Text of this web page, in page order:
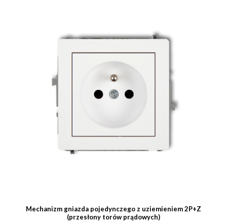
Mechanizm gniazda pojedynczego z uziemieniem 2P+Z
(przesłony torów prądowych)